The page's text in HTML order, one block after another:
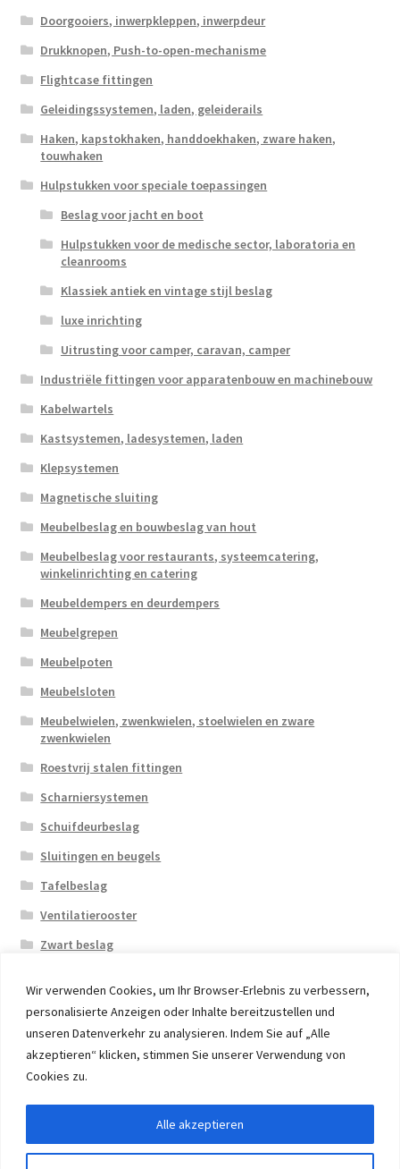
Wir verwenden Cookies, um Ihr Browser-Erlebnis zu verbessern,
personalisierte Anzeigen oder Inhalte bereitzustellen und
unseren Datenverkehr zu analysieren. Indem Sie auf „Alle
akzeptieren“ klicken, stimmen Sie unserer Verwendung von
Cookies zu.
Alle akzeptieren
Doorgooiers, inwerpkleppen, inwerpdeur
Drukknopen, Push-to-open-mechanisme
Flightcase fittingen
Geleidingssystemen, laden, geleiderails
Haken, kapstokhaken, handdoekhaken, zware haken,
touwhaken
Hulpstukken voor speciale toepassingen
Beslag voor jacht en boot
Hulpstukken voor de medische sector, laboratoria en
cleanrooms
Klassiek antiek en vintage stijl beslag
luxe inrichting
Uitrusting voor camper, caravan, camper
Industriële fittingen voor apparatenbouw en machinebouw
Kabelwartels
Kastsystemen, ladesystemen, laden
Klepsystemen
Magnetische sluiting
Meubelbeslag en bouwbeslag van hout
Meubelbeslag voor restaurants, systeemcatering,
winkelinrichting en catering
Meubeldempers en deurdempers
Meubelgrepen
Meubelpoten
Meubelsloten
Meubelwielen, zwenkwielen, stoelwielen en zware
zwenkwielen
Roestvrij stalen fittingen
Scharniersystemen
Schuifdeurbeslag
Sluitingen en beugels
Tafelbeslag
Ventilatierooster
Zwart beslag
© 2026 Eruon Trade UG, Germany, member of the ERUON